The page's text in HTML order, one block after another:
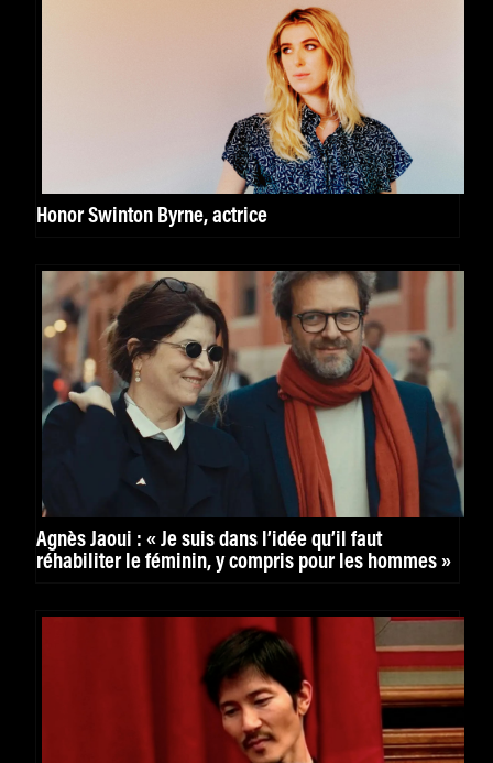
Honor Swinton Byrne, actrice
Agnès Jaoui : « Je suis dans l’idée qu’il faut
réhabiliter le féminin, y compris pour les hommes »